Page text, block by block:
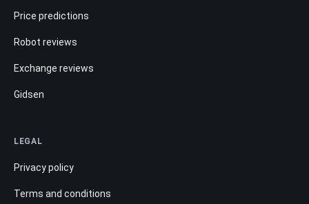
Price predictions
Robot reviews
Exchange reviews
Gidsen
LEGAL
Privacy policy
Terms and conditions